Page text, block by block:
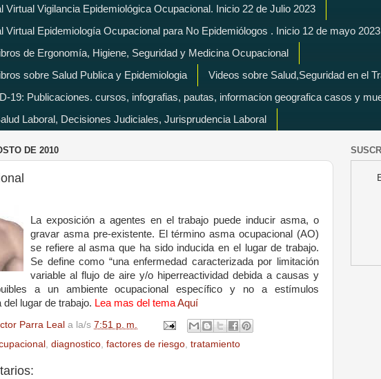
Virtual Vigilancia Epidemiológica Ocupacional. Inicio 22 de Julio 2023
Virtual Epidemiología Ocupacional para No Epidemiólogos . Inicio 12 de mayo 2023
de Ergonomía, Higiene, Seguridad y Medicina Ocupacional
sobre Salud Publica y Epidemiologia
Videos sobre Salud,Seguridad en el
19: Publicaciones. cursos, infografias, pautas, informacion geografica casos y
Laboral, Decisiones Judiciales, Jurisprudencia Laboral
DE 2010
La exposición a agentes en el trabajo puede inducir asma, o
gravar asma pre-existente. El término asma ocupacional (AO)
se refiere al asma que ha sido inducida en el lugar de trabajo.
Se define como “una enfermedad caracterizada por limitación
variable al flujo de aire y/o hiperreactividad debida a causas y
a un ambiente ocupacional específico y no a estímulos
lugar de trabajo. Lea mas del temaAquí
Parra Leal a la/s 7:51 p. m.
, diagnostico, factores de riesgo, tratamiento